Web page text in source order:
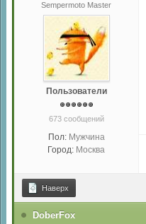
Sempermoto Master
Пользователи
673 сообщений
Пол: Мужчина
Город: Москва
Наверх
DoberFox